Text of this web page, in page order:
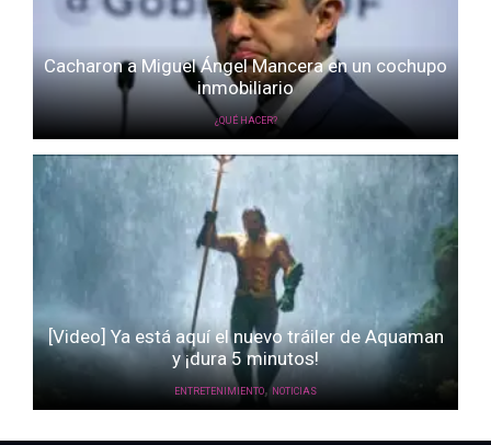
Cacharon a Miguel Ángel Mancera en un cochupo
inmobiliario
¿QUÉ HACER?
[Video] Ya está aquí el nuevo tráiler de Aquaman
y ¡dura 5 minutos!
ENTRETENIMIENTO, NOTICIAS